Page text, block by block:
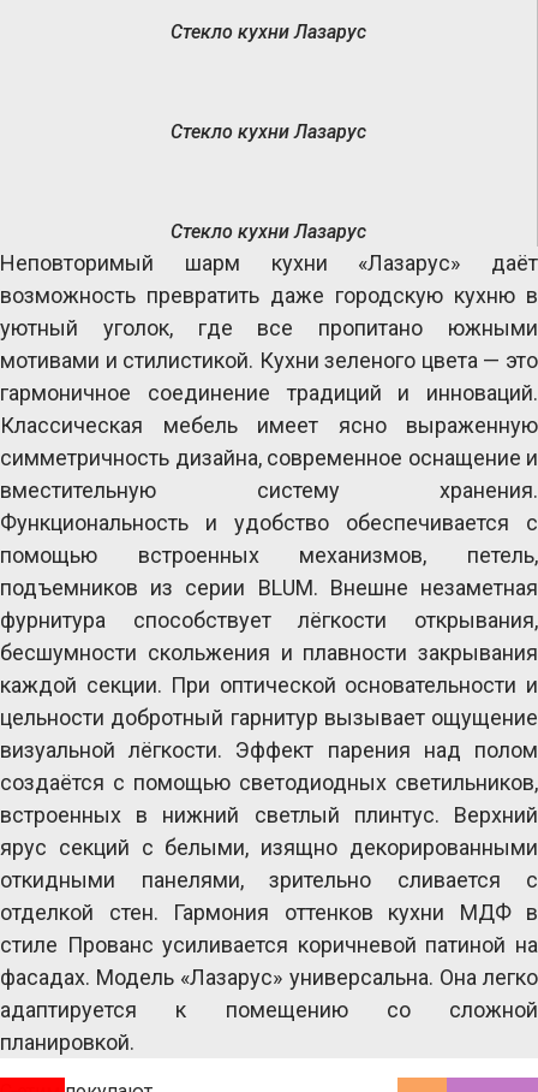
Стекло кухни Лазарус
Стекло кухни Лазарус
Стекло кухни Лазарус
Неповторимый шарм кухни «Лазарус» даёт
возможность превратить даже городскую кухню в
уютный уголок, где все пропитано южными
мотивами и стилистикой. Кухни зеленого цвета — это
гармоничное соединение традиций и инноваций.
Классическая мебель имеет ясно выраженную
симметричность дизайна, современное оснащение и
вместительную систему хранения.
Функциональность и удобство обеспечивается с
помощью встроенных механизмов, петель,
подъемников из серии BLUM. Внешне незаметная
фурнитура способствует лёгкости открывания,
бесшумности скольжения и плавности закрывания
каждой секции. При оптической основательности и
цельности добротный гарнитур вызывает ощущение
визуальной лёгкости. Эффект парения над полом
создаётся с помощью светодиодных светильников,
встроенных в нижний светлый плинтус. Верхний
ярус секций с белыми, изящно декорированными
откидными панелями, зрительно сливается с
отделкой стен. Гармония оттенков кухни МДФ в
стиле Прованс усиливается коричневой патиной на
фасадах. Модель «Лазарус» универсальна. Она легко
адаптируется к помещению со сложной
планировкой.